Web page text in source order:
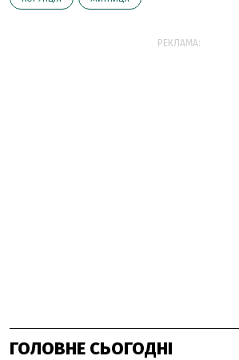
РЕКЛАМА:
ГОЛОВНЕ СЬОГОДНІ